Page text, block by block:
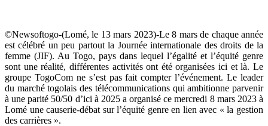
©Newsoftogo-(Lomé, le 13 mars 2023)-Le 8 mars de chaque année
est célébré un peu partout la Journée internationale des droits de la
femme (JIF). Au Togo, pays dans lequel l’égalité et l’équité genre
sont une réalité, différentes activités ont été organisées ici et là. Le
groupe TogoCom ne s’est pas fait compter l’événement. Le leader
du marché togolais des télécommunications qui ambitionne parvenir
à une parité 50/50 d’ici à 2025 a organisé ce mercredi 8 mars 2023 à
Lomé une causerie-débat sur l’équité genre en lien avec « la gestion
des carrières ».